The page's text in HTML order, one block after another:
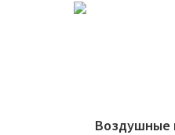
Воздушные